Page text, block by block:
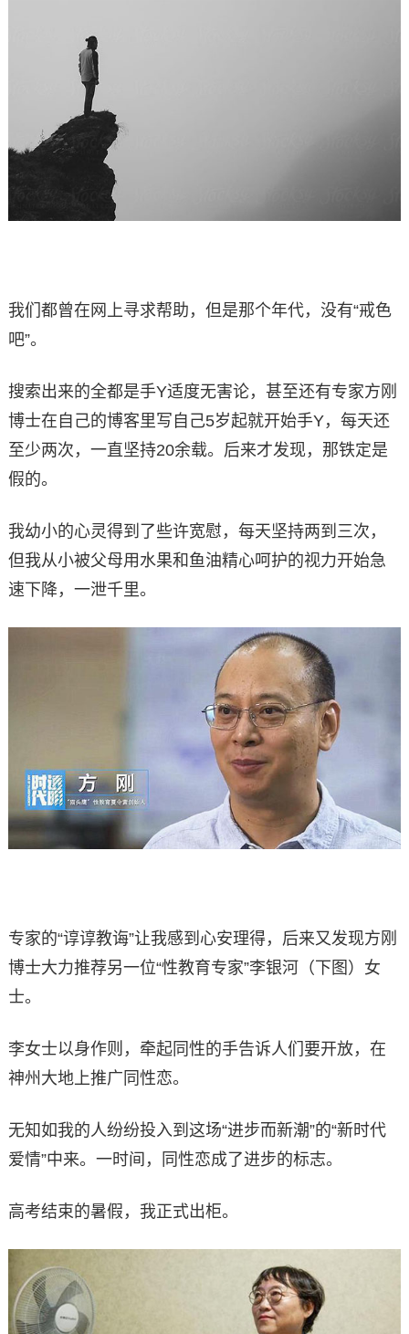
我们都曾在网上寻求帮助，但是那个年代，没有“戒色
吧”。
搜索出来的全都是手Y适度无害论，甚至还有专家方刚
博士在自己的博客里写自己5岁起就开始手Y，每天还
至少两次，一直坚持20余载。后来才发现，那铁定是
假的。
我幼小的心灵得到了些许宽慰，每天坚持两到三次，
但我从小被父母用水果和鱼油精心呵护的视力开始急
速下降，一泄千里。
专家的“谆谆教诲”让我感到心安理得，后来又发现方刚
博士大力推荐另一位“性教育专家”李银河（下图）女
士。
李女士以身作则，牵起同性的手告诉人们要开放，在
神州大地上推广同性恋。
无知如我的人纷纷投入到这场“进步而新潮”的“新时代
爱情”中来。一时间，同性恋成了进步的标志。
高考结束的暑假，我正式出柜。